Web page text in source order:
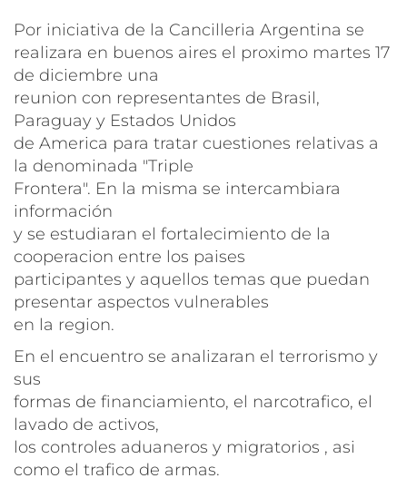
Por iniciativa de la Cancilleria Argentina se
realizara en buenos aires el proximo martes 17
de diciembre una
reunion con representantes de Brasil,
Paraguay y Estados Unidos
de America para tratar cuestiones relativas a
la denominada "Triple
Frontera". En la misma se intercambiara
información
y se estudiaran el fortalecimiento de la
cooperacion entre los paises
participantes y aquellos temas que puedan
presentar aspectos vulnerables
en la region.
En el encuentro se analizaran el terrorismo y
sus
formas de financiamiento, el narcotrafico, el
lavado de activos,
los controles aduaneros y migratorios , asi
como el trafico de armas.